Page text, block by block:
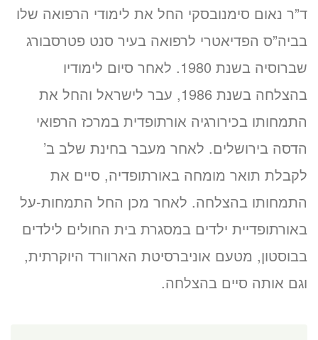
ד”ר נאום סימנובסקי החל את לימודי הרפואה שלו
בביה”ס הפדיאטרי לרפואה בעיר סנט פטרסבורג
שברוסיה בשנת 1980. לאחר סיום לימודיו
בהצלחה בשנת 1986, עבר לישראל והחל את
התמחותו בכירורגיה אורתופדית במרכז הרפואי
הדסה בירושלים. לאחר מעבר בחינת שלב ב’
לקבלת תואר מומחה באורתופדיה, סיים את
התמחותו בהצלחה. לאחר מכן החל התמחות-על
באורתופדיית ילדים במסגרת בית החולים לילדים
בבוסטון, מטעם אוניברסיטת הארוורד היוקרתית,
וגם אותה סיים בהצלחה.